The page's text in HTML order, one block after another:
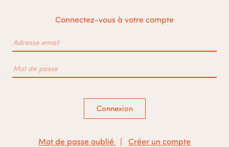
Connectez-vous à votre compte
Connexion
Mot de passe oublié Créer un compte